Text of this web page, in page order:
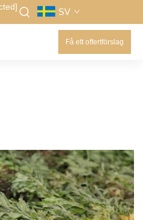
SV
Få ett offertförslag